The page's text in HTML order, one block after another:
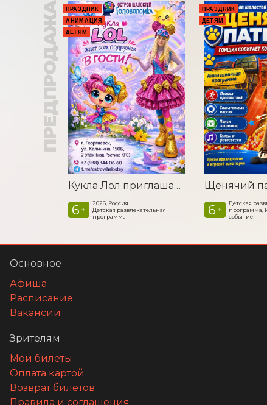
ПРЕДПРОДАЖА
ПРАЗДНИК
АНИМАЦИЯ
ДЕТЯМ
Кукла Лол приглашает в гости
6 +
2026, Россия
Детская развлекательная
программа
ПРАЗДНИК
ДЕТЯМ
6 +
Детская
программа,
событие
Основное
Афиша
Расписание
Вакансии
Зрителям
Мои билеты
Оплата картой
Возврат билетов
Правила и соглашения